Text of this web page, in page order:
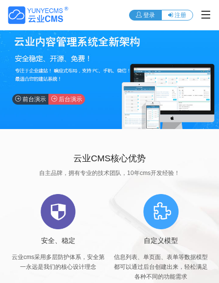
登录 注册
前台演示 后台演示
云业CMS核心优势
自主品牌，拥有专业的技术团队，10年cms开发经验！
安全、稳定
云业cms采用多层防护体系，安全第
一永远是我们的核心设计理念
自定义模型
信息列表、单页面、表单等数据模型
都可以通过后台创建出来，轻松满足
各种不同的功能需求